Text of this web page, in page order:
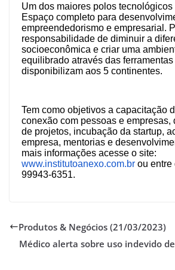
Um dos maiores polos tecnológicos
Espaço completo para
empreendedorismo e empresarial.
responsabilidade de diminuir a
socioeconômica e criar uma
equilibrado através das
disponibilizam aos 5 continentes.
Tem como objetivos a capacitação
conexão com pessoas e empresas,
de projetos, incubação da startup,
empresa, mentorias e
mais informações acesse o site:
www.institutoanexo.com.br ou entre
99943-6351.
Produtos & Negócios (21/03/2023)
Médico alerta sobre uso indevido